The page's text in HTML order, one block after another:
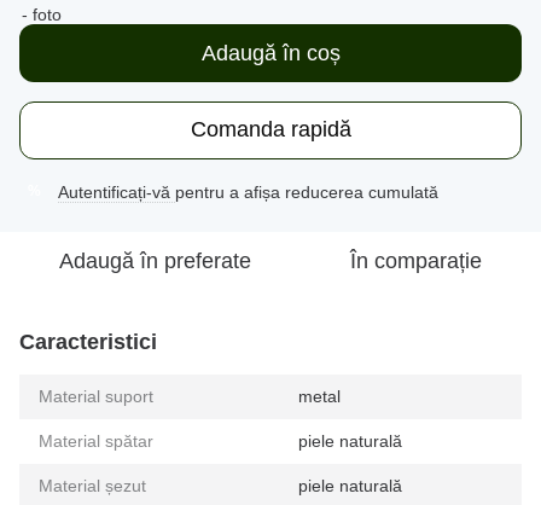
Adaugă în coș
Comanda rapidă
Autentificați-vă pentru a afișa reducerea cumulată
Adaugă în preferate În comparație
Caracteristici
Material suport metal
Material spătar piele naturală
Material șezut piele naturală